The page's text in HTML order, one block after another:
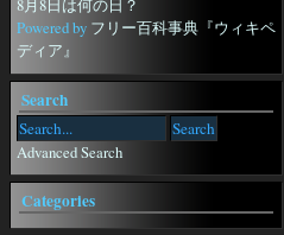
8月8日は何の日？
Powered by フリー百科事典『ウィキペ
ディア』
Search
Advanced Search
Categories